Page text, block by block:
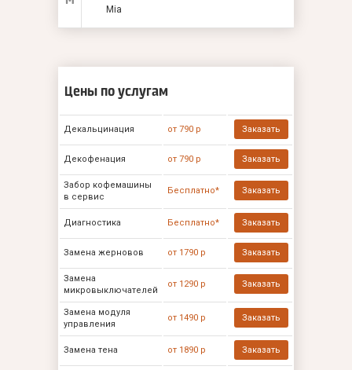
Мia
Цены по услугам
Декальцинация от 790 р Заказать
Декофенация от 790 р Заказать
Забор кофемашины
в сервис
Бесплатно* Заказать
Диагностика Бесплатно* Заказать
Замена жерновов от 1790 р Заказать
Замена
микровыключателей
от 1290 р Заказать
Замена модуля
управления
от 1490 р Заказать
Замена тена от 1890 р Заказать